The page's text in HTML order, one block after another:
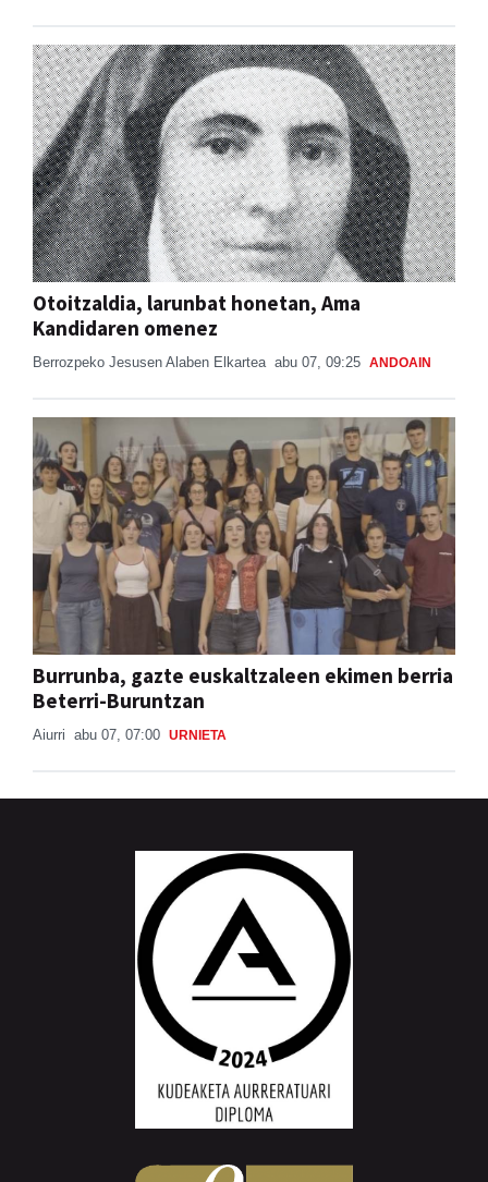
Otoitzaldia, larunbat honetan, Ama
Kandidaren omenez
Berrozpeko Jesusen Alaben Elkartea abu 07, 09:25
Burrunba, gazte euskaltzaleen ekimen berria
Beterri-Buruntzan
Aiurri abu 07, 07:00 URNIETA